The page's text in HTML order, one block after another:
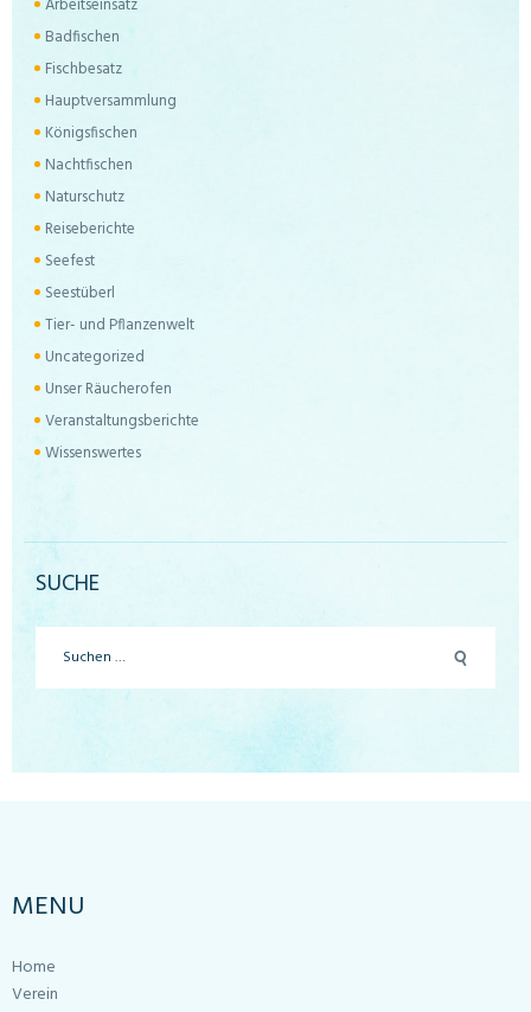
Badfischen
Fischbesatz
Hauptversammlung
Königsfischen
Nachtfischen
Naturschutz
Reiseberichte
Seefest
Seestüberl
Tier- und Pflanzenwelt
Uncategorized
Unser Räucherofen
Veranstaltungsberichte
Wissenswertes
SUCHE
nach:
MENU
Home
Verein